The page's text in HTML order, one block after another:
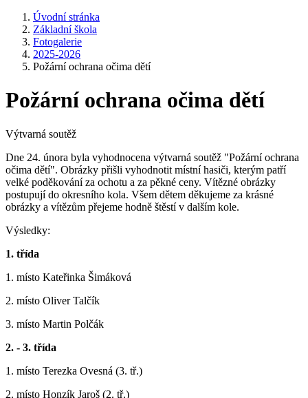
Úvodní stránka
Základní škola
Fotogalerie
2025-2026
Požární ochrana očima dětí
Požární ochrana očima dětí
Výtvarná soutěž
Dne 24. února byla vyhodnocena výtvarná soutěž "Požární ochrana
očima dětí". Obrázky přišli vyhodnotit místní hasiči, kterým patří
velké poděkování za ochotu a za pěkné ceny. Vítězné obrázky
postupují do okresního kola. Všem dětem děkujeme za krásné
obrázky a vítězům přejeme hodně štěstí v dalším kole.
Výsledky:
1. třída
1. místo Kateřinka Šimáková
2. místo Oliver Talčík
3. místo Martin Polčák
2. - 3. třída
1. místo Terezka Ovesná (3. tř.)
2. místo Honzík Jaroš (2. tř.)